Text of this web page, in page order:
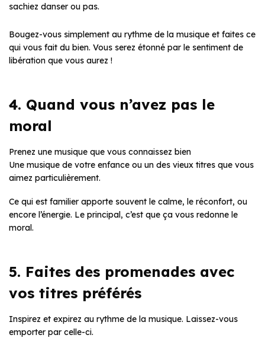
sachiez danser ou pas.
Bougez-vous simplement au rythme de la musique et faites ce
qui vous fait du bien. Vous serez étonné par le sentiment de
libération que vous aurez !
4. Quand vous n’avez pas le
moral
Prenez une musique que vous connaissez bien
Une musique de votre enfance ou un des vieux titres que vous
aimez particulièrement.
Ce qui est familier apporte souvent le calme, le réconfort, ou
encore l’énergie. Le principal, c’est que ça vous redonne le
moral.
5. Faites des promenades avec
vos titres préférés
Inspirez et expirez au rythme de la musique. Laissez-vous
emporter par celle-ci.